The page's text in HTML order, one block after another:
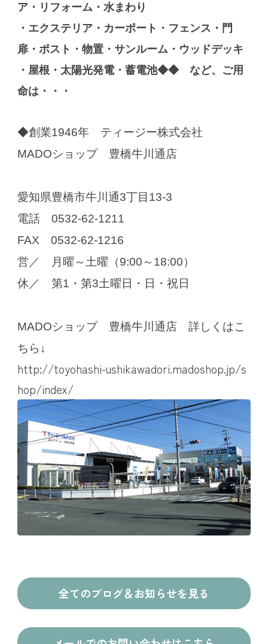
ア・リフォーム・水まわり
・エクステリア・カーポート・フェンス・門
扉・ポスト・物置・サンルーム・ウッドデッキ
・屋根・太陽光発電・蓄電池◆◆ など、ご用
命は・・・
◆創業1946年 ティージー株式会社
MADOショップ 豊橋牛川通店
愛知県豊橋市牛川通3丁目13-3
電話 0532-62-1211
FAX 0532-62-1216
営／ 月曜～土曜（9:00～18:00）
休／ 第1・第3土曜日・日・祝日
MADOショップ 豊橋牛川通店 詳しくはこ
ちら↓
http://toyohashi-ushikawadori.madoshop.jp/s
hop/index/
全てのブログ＆お知らせを見る